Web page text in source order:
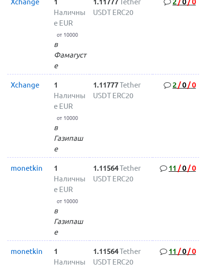
Xchange
1
Наличны
е EUR
от 10000
в
Фамагуст
е
1.11777
Tether
USDT ERC20
2 /0/0
Xchange
1
Наличны
е EUR
от 10000
в
Газипаш
е
1.11777Tether
USDT ERC20
2 /0/0
monetkin
1
Наличны
е EUR
от 10000
в
Газипаш
е
1.11564Tether
USDT ERC20
11 /0/0
monetkin
1
Наличны
1.11564Tether
USDT ERC20
11 /0/0